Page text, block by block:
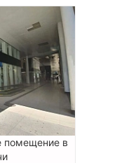
помещение в